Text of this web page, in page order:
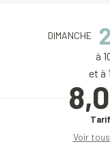
DIMANCHE
à
et à
Voir